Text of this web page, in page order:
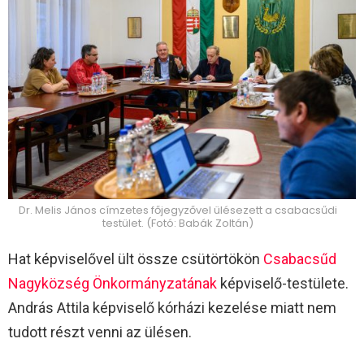
Dr. Melis János címzetes főjegyzővel ülésezett a csabacsűdi
testület. (Fotó: Babák Zoltán)
Hat képviselővel ült össze csütörtökön Csabacsűd
Nagyközség Önkormányzatának képviselő-testülete.
András Attila képviselő kórházi kezelése miatt nem
tudott részt venni az ülésen.